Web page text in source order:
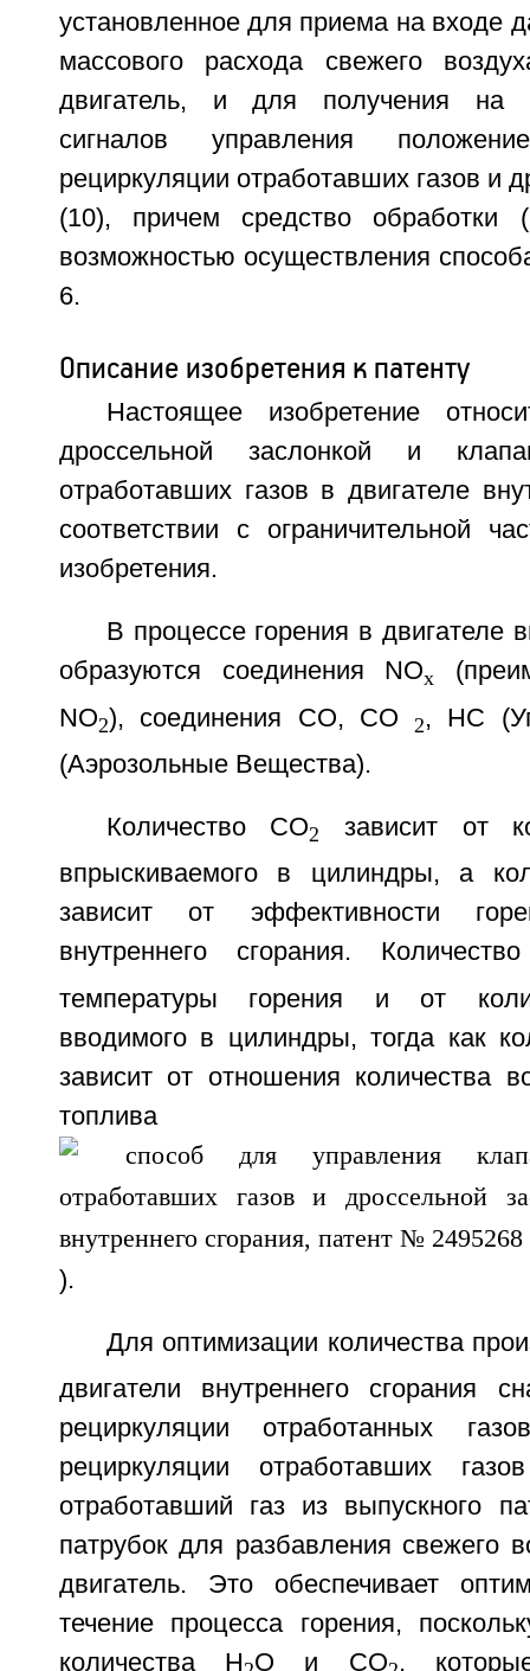
установленное для приема на входе
массового расхода свежего
двигатель, и для получения на
сигналов управления
рециркуляции отработавших газов и
(10), причем средство
возможностью осуществления
6.
Описание изобретения к патенту
Настоящее изобретение
дроссельной заслонкой и
отработавших газов в двигателе
соответствии с ограничительной
изобретения.
В процессе горения в двигателе
образуются соединения NOx
NO2), соединения CO, CO 2, HC
(Аэрозольные Вещества).
Количество CO2
зависит от
впрыскиваемого в цилиндры, а
зависит от эффективности
внутреннего сгорания.
температуры горения и от
вводимого в цилиндры, тогда как
зависит от отношения количества
).
Для оптимизации количества
двигатели внутреннего сгорания
рециркуляции отработанных
рециркуляции отработавших
отработавший газ из выпускного
патрубок для разбавления свежего
двигатель. Это обеспечивает
течение процесса горения,
количества H О и CО ,